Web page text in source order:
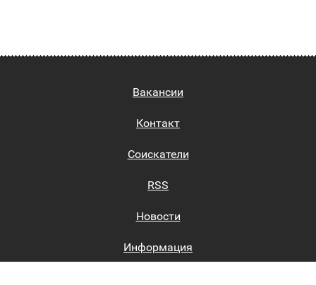
Вакансии
Контакт
Соискатели
RSS
Новости
Информация